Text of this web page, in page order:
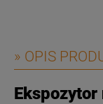
» OPIS